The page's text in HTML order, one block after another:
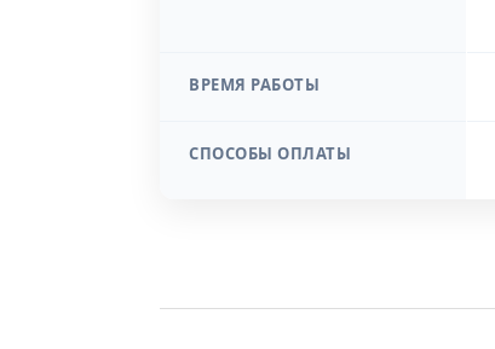
ВРЕМЯ РАБОТЫ
СПОСОБЫ ОПЛАТЫ